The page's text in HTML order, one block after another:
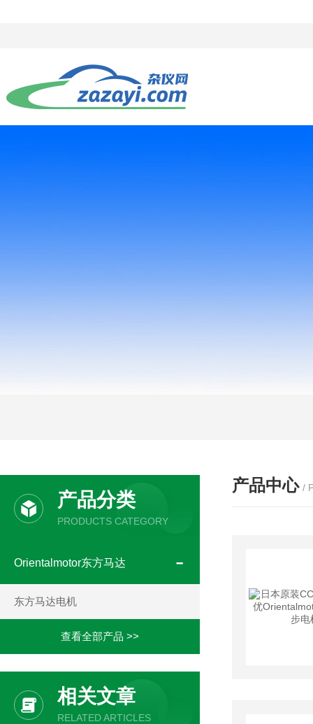
产品分类
PRODUCTS CATEGORY
Orientalmotor东方马达
东方马达电机
查看全部产品 >>
相关文章
RELATED ARTICLES
产品中心 /